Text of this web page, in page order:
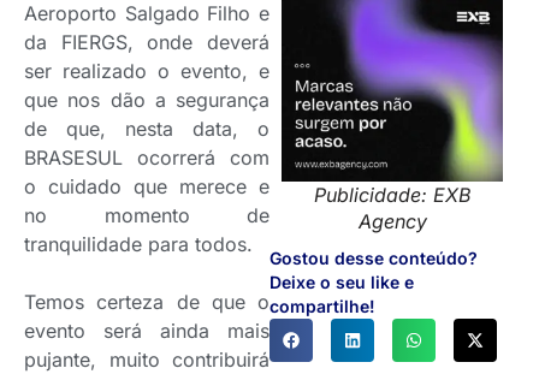
Publicidade: EXB
Agency
Gostou desse conteúdo?
Deixe o seu like e
compartilhe!
Aeroporto Salgado Filho e
da FIERGS, onde deverá
ser realizado o evento, e
que nos dão a segurança
de que, nesta data, o
BRASESUL ocorrerá com
o cuidado que merece e
no momento de
tranquilidade para todos.
Temos certeza de que o
evento será ainda mais
pujante, muito contribuirá